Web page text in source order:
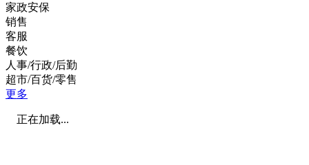
家政安保
销售
客服
餐饮
人事/行政/后勤
超市/百货/零售
更多
正在加载...